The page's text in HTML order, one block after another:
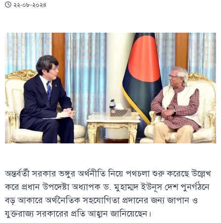
২২-০৮-২০২৪
অন্তর্বর্তী সরকার ভঙ্গুর অর্থনীতি নিয়ে পথচলা শুরু করেছে উল্লেখ
করে প্রধান উপদেষ্টা অধ্যাপক ড. মুহাম্মদ ইউনূস দেশ পুনর্গঠনে
বড় আকারে অর্থনৈতিক সহযোগিতা প্রদানের জন্য জাপান ও
যুক্তরাজ্য সরকারের প্রতি আহ্বান জানিয়েছেন।